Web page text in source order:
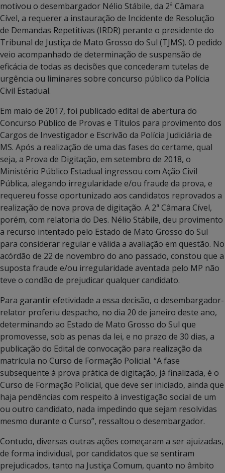
motivou o desembargador Nélio Stábile, da 2ª Câmara
Cível, a requerer a instauração de Incidente de Resolução
de Demandas Repetitivas (IRDR) perante o presidente do
Tribunal de Justiça de Mato Grosso do Sul (TJMS). O pedido
veio acompanhado de determinação de suspensão de
eficácia de todas as decisões que concederam tutelas de
urgência ou liminares sobre concurso público da Polícia
Civil Estadual.
Em maio de 2017, foi publicado edital de abertura do
Concurso Público de Provas e Títulos para provimento dos
Cargos de Investigador e Escrivão da Polícia Judiciária de
MS. Após a realização de uma das fases do certame, qual
seja, a Prova de Digitação, em setembro de 2018, o
Ministério Público Estadual ingressou com Ação Civil
Pública, alegando irregularidade e/ou fraude da prova, e
requereu fosse oportunizado aos candidatos reprovados a
realização de nova prova de digitação. A 2ª Câmara Cível,
porém, com relatoria do Des. Nélio Stábile, deu provimento
a recurso intentado pelo Estado de Mato Grosso do Sul
para considerar regular e válida a avaliação em questão. No
acórdão de 22 de novembro do ano passado, constou que a
suposta fraude e/ou irregularidade aventada pelo MP não
teve o condão de prejudicar qualquer candidato.
Para garantir efetividade a essa decisão, o desembargador-
relator proferiu despacho, no dia 20 de janeiro deste ano,
determinando ao Estado de Mato Grosso do Sul que
promovesse, sob as penas da lei, e no prazo de 30 dias, a
publicação do Edital de convocação para realização da
matrícula no Curso de Formação Policial. “A fase
subsequente à prova prática de digitação, já finalizada, é o
Curso de Formação Policial, que deve ser iniciado, ainda que
haja pendências com respeito à investigação social de um
ou outro candidato, nada impedindo que sejam resolvidas
mesmo durante o Curso”, ressaltou o desembargador.
Contudo, diversas outras ações começaram a ser ajuizadas,
de forma individual, por candidatos que se sentiram
prejudicados, tanto na Justiça Comum, quanto no âmbito